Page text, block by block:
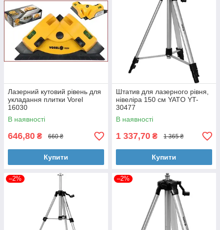
Лазерний кутовий рівень для
укладання плитки Vorel
16030
В наявності
646,80 ₴ 660 ₴
Купити
Штатив для лазерного рівня,
нівеліра 150 см YATO YT-
30477
В наявності
1 337,70 ₴ 1 365 ₴
Купити
–2% –2%